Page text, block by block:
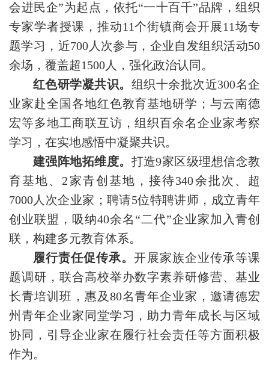
会进民企”为起点，依托“一十百千”品牌，组织
专家学者授课，推动11个街镇商会开展11场专
题学习，近700人次参与，企业自发组织活动50
余场，覆盖超1500人，强化政治认同。
红色研学凝共识。 组织十余批次近300名企
业家赴全国各地红色教育基地研学；与云南德
宏等多地工商联互访，组织百余名企业家考察
学习，在实地感悟中凝聚共识。
建强阵地拓维度。 打造9家区级理想信念教
育基地、2家青创基地，接待340余批次、超
7000人次企业家；聘请5位特聘讲师，成立青年
创业联盟，吸纳40余名“二代”企业家加入青创
联，构建多元教育体系。
履行责任促传承。开展家族企业传承等课
题调研，联合高校举办数字素养研修营、基业
长青培训班，惠及80名青年企业家，邀请德宏
州青年企业家同堂学习，助力青年成长与区域
协同，引导企业家在履行社会责任等方面积极
作为。